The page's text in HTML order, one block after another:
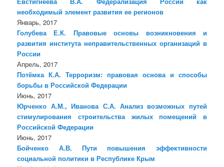
необходимый элемент развития ее регионов
Январь, 2017
Голубева Е.К. Правовые основы возникновения и
развития института неправительственных организаций в
России
Апрель, 2017
Потёмка К.А. Терроризм: правовая основа и способы
борьбы в Российской Федерации
Июнь, 2017
Юрченко А.М., Иванова С.А. Анализ возможных путей
стимулирования строительства жилых помещений в
Российской Федерации
Июнь, 2017
Бойченко А.В. Пути повышения эффективности
социальной политики в Республике Крым